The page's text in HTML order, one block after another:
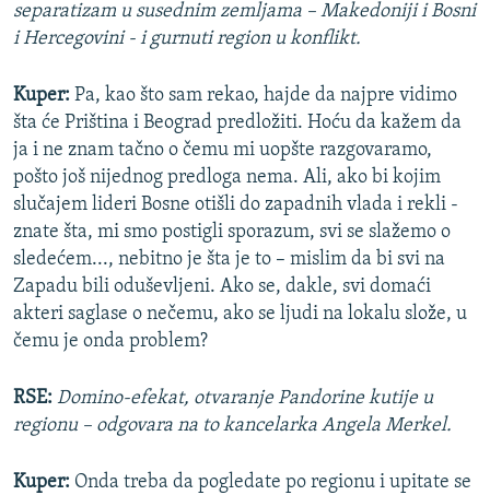
separatizam u susednim zemljama – Makedoniji i Bosni
i Hercegovini - i gurnuti region u konflikt.
Kuper: Pa, kao što sam rekao, hajde da najpre vidimo
šta će Priština i Beograd predložiti. Hoću da kažem da
ja i ne znam tačno o čemu mi uopšte razgovaramo,
pošto još nijednog predloga nema. Ali, ako bi kojim
slučajem lideri Bosne otišli do zapadnih vlada i rekli -
znate šta, mi smo postigli sporazum, svi se slažemo o
sledećem..., nebitno je šta je to – mislim da bi svi na
Zapadu bili oduševljeni. Ako se, dakle, svi domaći
akteri saglase o nečemu, ako se ljudi na lokalu slože, u
čemu je onda problem?
RSE: Domino-efekat, otvaranje Pandorine kutije u
regionu – odgovara na to kancelarka Angela Merkel.
Kuper: Onda treba da pogledate po regionu i upitate se